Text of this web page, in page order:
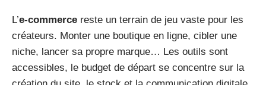
L’e-commerce reste un terrain de jeu vaste pour les
créateurs. Monter une boutique en ligne, cibler une
niche, lancer sa propre marque… Les outils sont
accessibles, le budget de départ se concentre sur la